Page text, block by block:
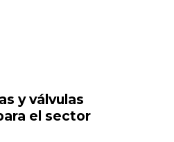
y válvulas
el sector